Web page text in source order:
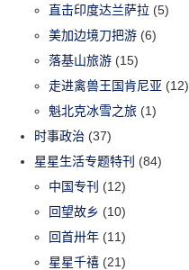
直击印度达兰萨拉 (5)
美加边境刀把游 (6)
落基山旅游 (15)
走进禽兽王国肯尼亚 (12)
魁北克冰雪之旅 (1)
时事政治 (37)
星星生活专题特刊 (84)
中国专刊 (12)
回望故乡 (10)
回首卅年 (11)
星星千禧 (21)